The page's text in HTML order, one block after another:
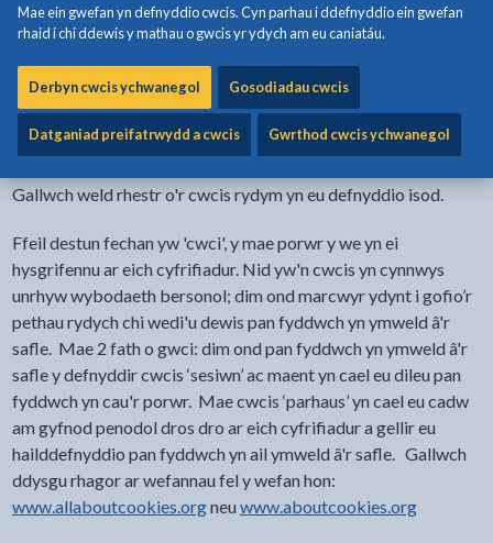
Mae ein gwefan yn defnyddio cwcis. Cyn parhau i ddefnyddio ein gwefan
rhaid i chi ddewis y mathau o gwcis yr ydych am eu caniatáu.
Derbyn cwcis ychwanegol Gosodiadau cwcis
Datganiad preifatrwydd a cwcis Gwrthod cwcis ychwanegol
Sir Ynys Môn.
Cwcis
Mae'r wefan hon yn defnyddio cwcis i gofio pethau fel pa iaith
rydych wedi'i dewis, y drefn rydych wedi bod yn edrych ar
Gallwch weld rhestr o'r cwcis rydym yn eu defnyddio isod.
Ffeil destun fechan yw 'cwci', y mae porwr y we yn ei
hysgrifennu ar eich cyfrifiadur. Nid yw'n cwcis yn cynnwys
unrhyw wybodaeth bersonol; dim ond marcwyr ydynt i gofio’r
pethau rydych chi wedi'u dewis pan fyddwch yn ymweld â'r
safle. Mae 2 fath o gwci: dim ond pan fyddwch yn ymweld â'r
safle y defnyddir cwcis ‘sesiwn’ ac maent yn cael eu dileu pan
fyddwch yn cau'r porwr. Mae cwcis ‘parhaus’ yn cael eu cadw
am gyfnod penodol dros dro ar eich cyfrifiadur a gellir eu
hailddefnyddio pan fyddwch yn ail ymweld â'r safle. Gallwch
ddysgu rhagor ar wefannau fel y wefan hon:
www.allaboutcookies.orgneu www.aboutcookies.org